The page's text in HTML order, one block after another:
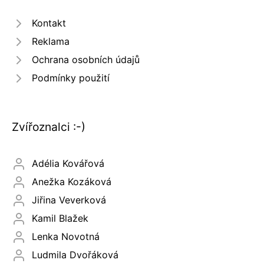
Kontakt
Reklama
Ochrana osobních údajů
Podmínky použití
Zvířoznalci :-)
Adélia Kovářová
Anežka Kozáková
Jiřina Veverková
Kamil Blažek
Lenka Novotná
Ludmila Dvořáková